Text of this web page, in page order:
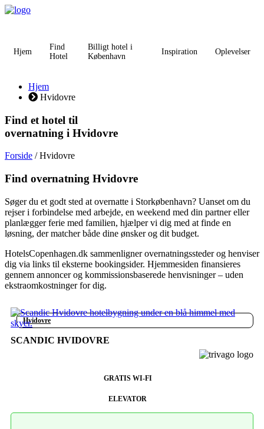
Videre
Hjem
Find
Hotel
Billigt hotel i
København
Inspiration Oplevelser
Hjem
Hvidovre
Find et hotel til
overnatning i Hvidovre
Forside / Hvidovre
Find overnatning Hvidovre
Søger du et godt sted at overnatte i Storkøbenhavn? Uanset om du
rejser i forbindelse med arbejde, en weekend med din partner eller
planlægger ferie med familien, hjælper vi dig med at finde en
løsning, der matcher både dine ønsker og dit budget.
HotelsCopenhagen.dk sammenligner overnatningssteder og henviser
dig via links til eksterne bookingsider. Hjemmesiden finansieres
gennem annoncer og kommissionsbaserede henvisninger – uden
ekstraomkostninger for dig.
Hvidovre
SCANDIC HVIDOVRE
GRATIS WI-FI
ELEVATOR